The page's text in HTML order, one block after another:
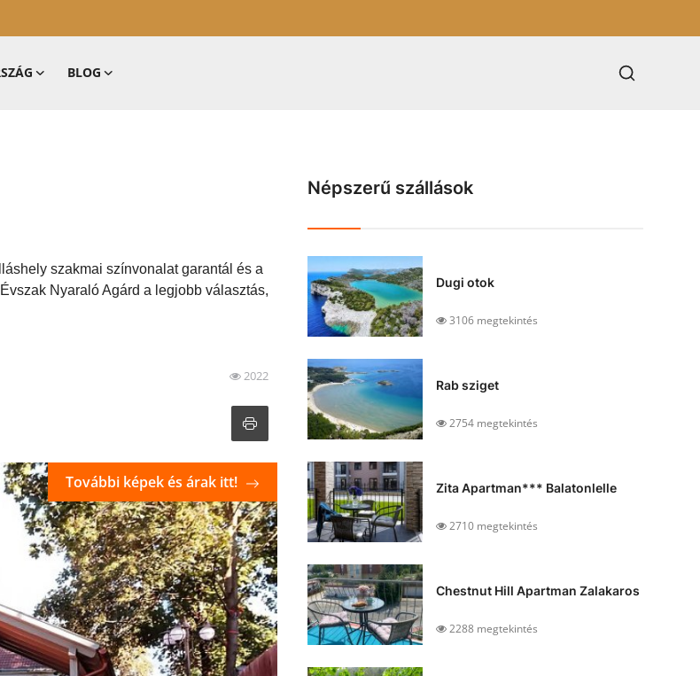
BLOG
szakmai színvonalat garantál és a
Nyaraló Agárd a legjobb választás,
2022
További képek és árak itt!
Népszerű szállások
Dugi otok
3106 megtekintés
Rab sziget
2754 megtekintés
Zita Apartman*** Balatonlelle
2710 megtekintés
Chestnut Hill Apartman Zalakaros
2288 megtekintés